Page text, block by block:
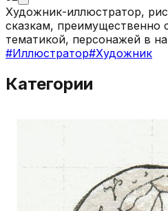
Художник-иллюстратор,
сказкам, преимущественно с этнической
тематикой, персонажей в
#Иллюстратор#Художник
Категории